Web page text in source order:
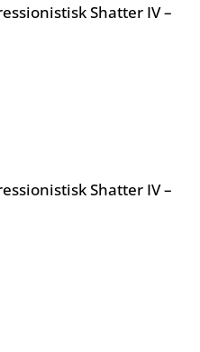
Shatter IV –
Shatter IV –